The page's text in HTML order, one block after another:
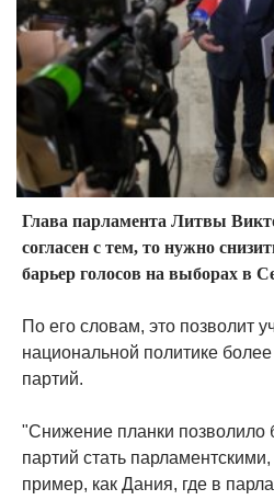
Глава парламента Литвы
согласен с тем, то нужно
барьер голосов на выборах в
По его словам, это позволит
национальной политике
партий.
"Снижение планки позволило
партий стать
пример, как Дания, где в